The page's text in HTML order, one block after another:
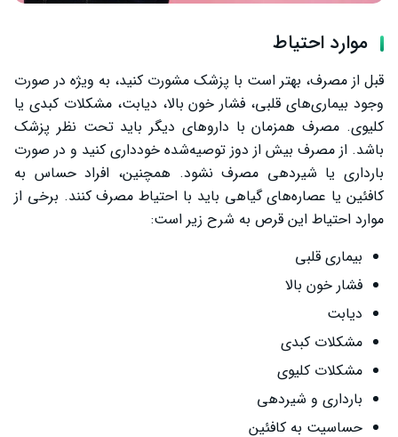
موارد احتیاط
قبل از مصرف، بهتر است با پزشک مشورت کنید، به ویژه در صورت
وجود بیماری‌های قلبی، فشار خون بالا، دیابت، مشکلات کبدی یا
کلیوی. مصرف همزمان با داروهای دیگر باید تحت نظر پزشک
باشد. از مصرف بیش از دوز توصیه‌شده خودداری کنید و در صورت
بارداری یا شیردهی مصرف نشود. همچنین، افراد حساس به
کافئین یا عصاره‌های گیاهی باید با احتیاط مصرف کنند. برخی از
موارد احتیاط این قرص به شرح زیر است:
بیماری قلبی
فشار خون بالا
دیابت
مشکلات کبدی
مشکلات کلیوی
بارداری و شیردهی
حساسیت به کافئین